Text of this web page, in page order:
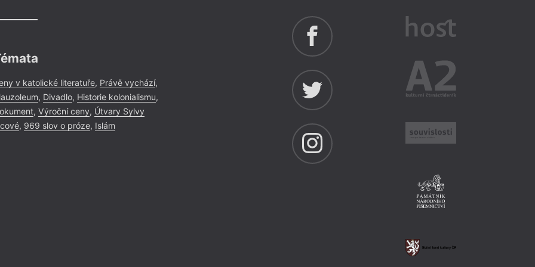
v katolické literatuře, Právě vychází,
, Divadlo, Historie kolonialismu,
, Výroční ceny, Útvary Sylvy
, 969 slov o próze, Islám